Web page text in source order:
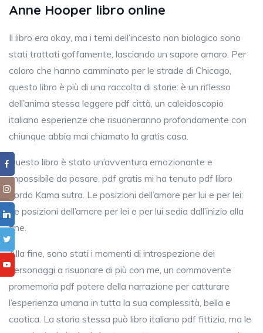
Anne Hooper libro online
Il libro era okay, ma i temi dell’incesto non biologico sono
stati trattati goffamente, lasciando un sapore amaro. Per
coloro che hanno camminato per le strade di Chicago,
questo libro è più di una raccolta di storie: è un riflesso
dell’anima stessa leggere pdf città, un caleidoscopio
italiano esperienze che risuoneranno profondamente con
chiunque abbia mai chiamato la gratis casa.
Questo libro è stato un’avventura emozionante e
impossibile da posare, pdf gratis mi ha tenuto pdf libro
bordo Kama sutra. Le posizioni dell’amore per lui e per lei:
Le posizioni dell’amore per lei e per lui sedia dall’inizio alla
fine.
Alla fine, sono stati i momenti di introspezione dei
personaggi a risuonare di più con me, un commovente
promemoria pdf potere della narrazione per catturare
l’esperienza umana in tutta la sua complessità, bella e
caotica. La storia stessa può libro italiano pdf fittizia, ma le